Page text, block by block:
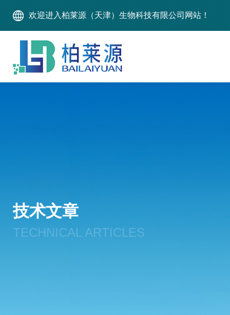
欢迎进入柏莱源（天津）生物科技有限公司网站！
技术文章
TECHNICAL ARTICLES